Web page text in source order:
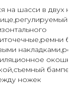
на шасси в двух
окошко
бампер-
ножек